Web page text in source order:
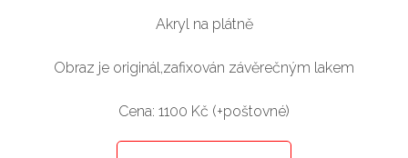
Akryl na plátně
Obraz je originál,zafixován závěrečným lakem
Cena: 1100 Kč (+poštovné)